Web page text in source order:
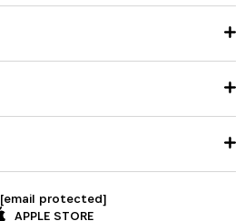
[email protected]
APPLE STORE